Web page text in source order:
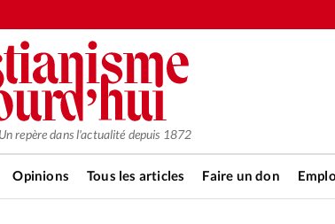
Un repère dans l'actualité depuis 1872
Opinions Tous les articles Faire un don